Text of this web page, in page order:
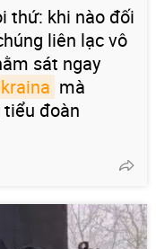
thứ: khi nào đối
liên lạc vô
sát ngay
mà
tiểu đoàn